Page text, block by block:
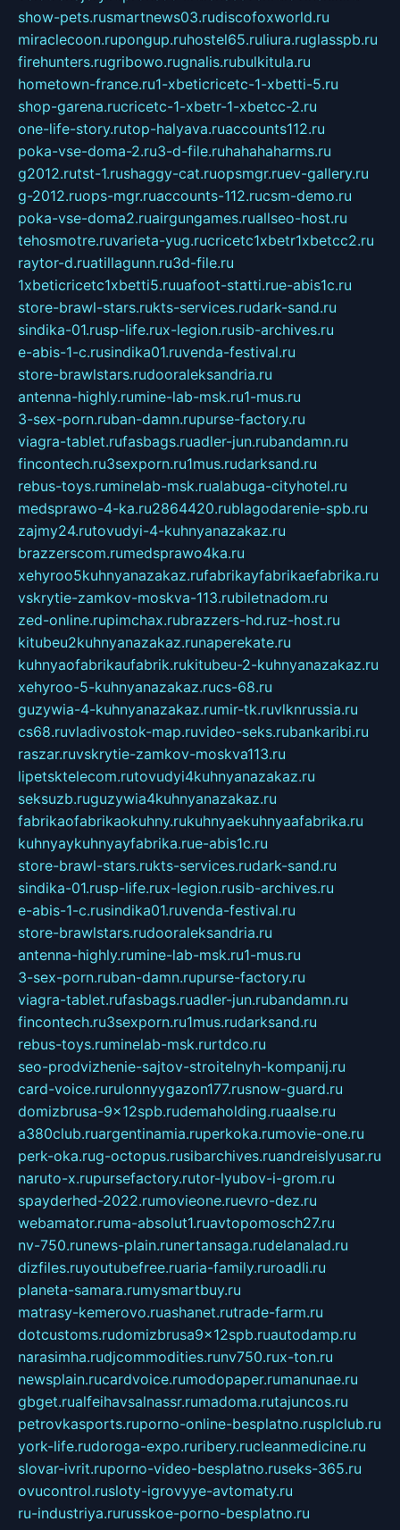
show-pets.rusmartnews03.rudiscofoxworld.ru
miraclecoon.rupongup.ruhostel65.ruliura.ruglasspb.ru
firehunters.rugribowo.rugnalis.rubulkitula.ru
hometown-france.ru1-xbeticricetc-1-xbetti-5.ru
shop-garena.rucricetc-1-xbetr-1-xbetcc-2.ru
one-life-story.rutop-halyava.ruaccounts112.ru
poka-vse-doma-2.ru3-d-file.ruhahahaharms.ru
g2012.rutst-1.rushaggy-cat.ruopsmgr.ruev-gallery.ru
g-2012.ruops-mgr.ruaccounts-112.rucsm-demo.ru
poka-vse-doma2.ruairgungames.ruallseo-host.ru
tehosmotre.ruvarieta-yug.rucricetc1xbetr1xbetcc2.ru
raytor-d.ruatillagunn.ru3d-file.ru
1xbeticricetc1xbetti5.ruuafoot-statti.rue-abis1c.ru
store-brawl-stars.rukts-services.rudark-sand.ru
sindika-01.rusp-life.rux-legion.rusib-archives.ru
e-abis-1-c.rusindika01.ruvenda-festival.ru
store-brawlstars.rudooraleksandria.ru
antenna-highly.rumine-lab-msk.ru1-mus.ru
3-sex-porn.ruban-damn.rupurse-factory.ru
viagra-tablet.rufasbags.ruadler-jun.rubandamn.ru
fincontech.ru3sexporn.ru1mus.rudarksand.ru
rebus-toys.ruminelab-msk.rualabuga-cityhotel.ru
medsprawo-4-ka.ru2864420.rublagodarenie-spb.ru
zajmy24.rutovudyi-4-kuhnyanazakaz.ru
brazzerscom.rumedsprawo4ka.ru
xehyroo5kuhnyanazakaz.rufabrikayfabrikaefabrika.ru
vskrytie-zamkov-moskva-113.rubiletnadom.ru
zed-online.rupimchax.rubrazzers-hd.ruz-host.ru
kitubeu2kuhnyanazakaz.runaperekate.ru
kuhnyaofabrikaufabrik.rukitubeu-2-kuhnyanazakaz.ru
xehyroo-5-kuhnyanazakaz.rucs-68.ru
guzywia-4-kuhnyanazakaz.rumir-tk.ruvlknrussia.ru
cs68.ruvladivostok-map.ruvideo-seks.rubankaribi.ru
raszar.ruvskrytie-zamkov-moskva113.ru
lipetsktelecom.rutovudyi4kuhnyanazakaz.ru
seksuzb.ruguzywia4kuhnyanazakaz.ru
fabrikaofabrikaokuhny.rukuhnyaekuhnyaafabrika.ru
kuhnyaykuhnyayfabrika.rue-abis1c.ru
store-brawl-stars.rukts-services.rudark-sand.ru
sindika-01.rusp-life.rux-legion.rusib-archives.ru
e-abis-1-c.rusindika01.ruvenda-festival.ru
store-brawlstars.rudooraleksandria.ru
antenna-highly.rumine-lab-msk.ru1-mus.ru
3-sex-porn.ruban-damn.rupurse-factory.ru
viagra-tablet.rufasbags.ruadler-jun.rubandamn.ru
fincontech.ru3sexporn.ru1mus.rudarksand.ru
rebus-toys.ruminelab-msk.rurtdco.ru
seo-prodvizhenie-sajtov-stroitelnyh-kompanij.ru
card-voice.rurulonnyygazon177.rusnow-guard.ru
domizbrusa-9x12spb.rudemaholding.ruaalse.ru
a380club.ruargentinamia.ruperkoka.rumovie-one.ru
perk-oka.rug-octopus.rusibarchives.ruandreislyusar.ru
naruto-x.rupursefactory.rutor-lyubov-i-grom.ru
spayderhed-2022.rumovieone.ruevro-dez.ru
webamator.ruma-absolut1.ruavtopomosch27.ru
nv-750.runews-plain.runertansaga.rudelanalad.ru
dizfiles.ruyoutubefree.ruaria-family.ruroadli.ru
planeta-samara.rumysmartbuy.ru
matrasy-kemerovo.ruashanet.rutrade-farm.ru
dotcustoms.rudomizbrusa9x12spb.ruautodamp.ru
narasimha.rudjcommodities.runv750.rux-ton.ru
newsplain.rucardvoice.rumodopaper.rumanunae.ru
gbget.rualfeihavsalnassr.rumadoma.rutajuncos.ru
petrovkasports.ruporno-online-besplatno.rusplclub.ru
york-life.rudoroga-expo.ruribery.rucleanmedicine.ru
slovar-ivrit.ruporno-video-besplatno.ruseks-365.ru
ovucontrol.rusloty-igrovyye-avtomaty.ru
ru-industriya.rurusskoe-porno-besplatno.ru